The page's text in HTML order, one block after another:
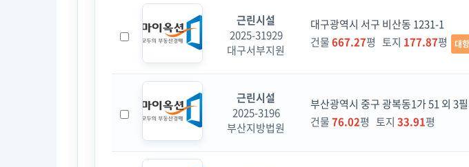
근린시설
2025-31929
대구서부지원
대구광역시 서구 비산동 1231-1
건물667.27평 토지 177.87평 대
근린시설
2025-3196
부산지방법원
부산광역시 중구 광복동1가 51 외 3
건물76.02평 토지 33.91평